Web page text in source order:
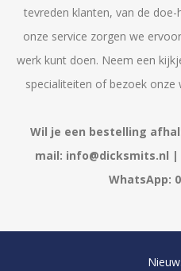
tevreden klanten, van de
onze service zorgen we
werk kunt doen. Neem een
specialiteiten of bezoek onze
Wil je een bestelling
mail: info@dicksmits.nl |
WhatsApp: